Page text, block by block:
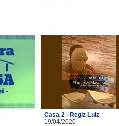
Casa 2 - Regiz Luiz
19/04/2020